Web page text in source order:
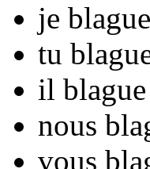
je blague
tu blagu
il blague
nous
vous